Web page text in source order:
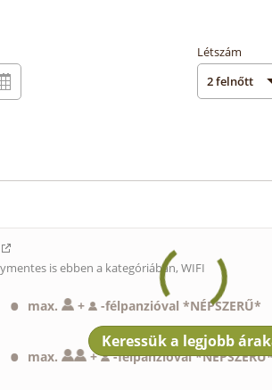
Létszám
is ebben a kategóriában, WIFI
max. + -félpanzióval *NÉPSZERŰ*
max. + -félpanzióval